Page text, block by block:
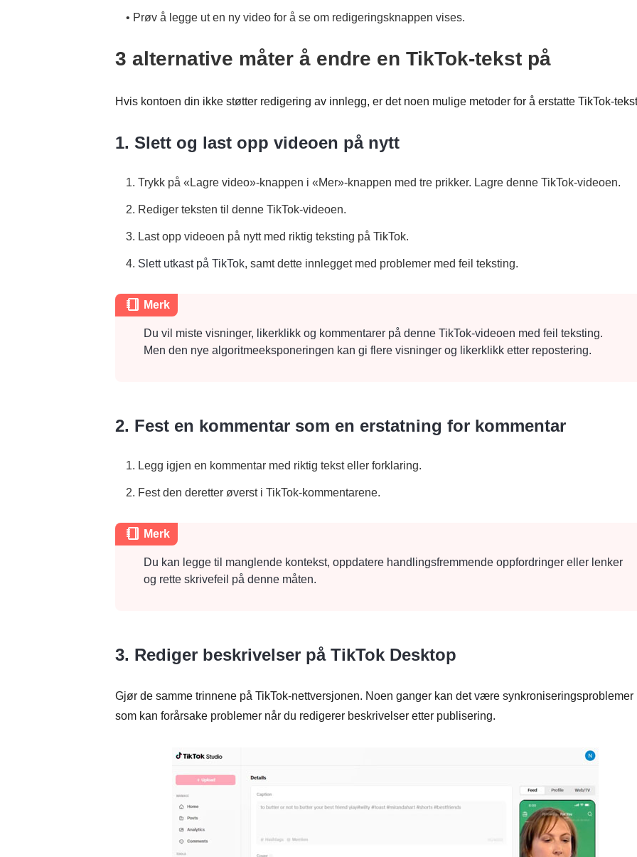
• Prøv å legge ut en ny video for å se om redigeringsknappen vises.
3 alternative måter å endre en TikTok-tekst på
Hvis kontoen din ikke støtter redigering av innlegg, er det noen mulige metoder for å erstatte TikTok-
1. Slett og last opp videoen på nytt
1. Trykk på «Lagre video»-knappen i «Mer»-knappen med tre prikker. Lagre denne TikTok-videoen.
2. Rediger teksten til denne TikTok-videoen.
3. Last opp videoen på nytt med riktig teksting på TikTok.
4. Slett utkast på TikTok, samt dette innlegget med problemer med feil teksting.
Merk
Du vil miste visninger, likerklikk og kommentarer på denne TikTok-videoen med feil teksting.
Men den nye algoritmeeksponeringen kan gi flere visninger og likerklikk etter repostering.
2. Fest en kommentar som en erstatning for kommentar
1. Legg igjen en kommentar med riktig tekst eller forklaring.
2. Fest den deretter øverst i TikTok-kommentarene.
Merk
Du kan legge til manglende kontekst, oppdatere handlingsfremmende oppfordringer eller lenker
og rette skrivefeil på denne måten.
3. Rediger beskrivelser på TikTok Desktop
Gjør de samme trinnene på TikTok-nettversjonen. Noen ganger kan det være synkroniseringsproblemer
som kan forårsake problemer når du redigerer beskrivelser etter publisering.